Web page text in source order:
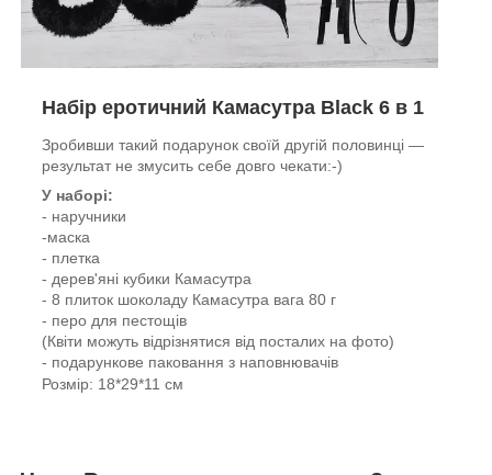
Набір еротичний Камасутра Black 6 в 1
Зробивши такий подарунок своїй другій половинці —
результат не змусить себе довго чекати:-)
У наборі:
- наручники
-маска
- плетка
- дерев'яні кубики Камасутра
- 8 плиток шоколаду Камасутра вага 80 г
- перо для пестощів
(Квіти можуть відрізнятися від посталих на фото)
- подарункове паковання з наповнювачів
Розмір: 18*29*11 см